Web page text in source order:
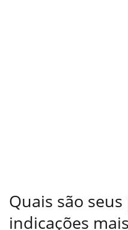
Quais são
indicações